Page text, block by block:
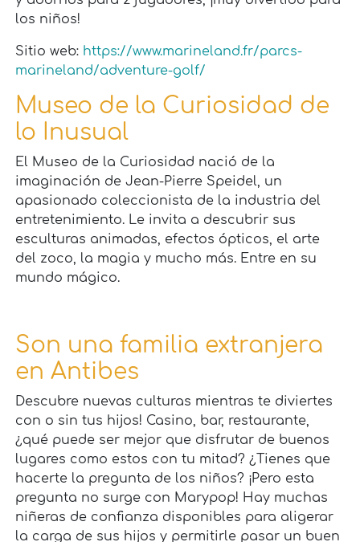
los niños!
Sitio web: https://www.marineland.fr/parcs-
marineland/adventure-golf/
Museo de la Curiosidad de
lo Inusual
El Museo de la Curiosidad nació de la
imaginación de Jean-Pierre Speidel, un
apasionado coleccionista de la industria del
entretenimiento. Le invita a descubrir sus
esculturas animadas, efectos ópticos, el arte
del zoco, la magia y mucho más. Entre en su
mundo mágico.
Son una familia extranjera
en Antibes
Descubre nuevas culturas mientras te diviertes
con o sin tus hijos! Casino, bar, restaurante,
¿qué puede ser mejor que disfrutar de buenos
lugares como estos con tu mitad? ¿Tienes que
hacerte la pregunta de los niños? ¡Pero esta
pregunta no surge con Marypop! Hay muchas
niñeras de confianza disponibles para aligerar
la carga de sus hijos y permitirle pasar un buen